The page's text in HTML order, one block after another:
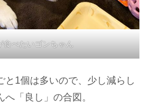
食べたいゴンちゃん
と1個は多いので、少し減らし
「良し」の合図。